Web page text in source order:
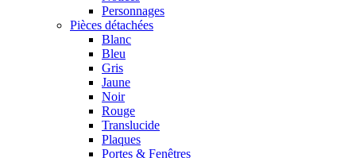
Personnages
Pièces détachées
Blanc
Bleu
Gris
Jaune
Noir
Rouge
Translucide
Plaques
Portes & Fenêtres